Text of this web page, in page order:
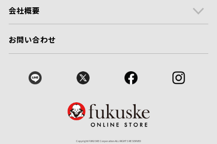
会社概要
お問い合わせ
Copyright FUKUSKE Corporation ALL RIGHTS RESERVED